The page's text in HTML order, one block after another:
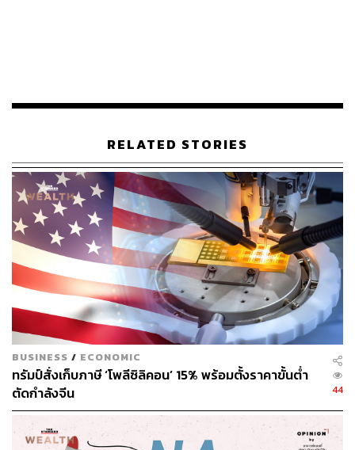
อุตสาหกรรมดิจิทัล
อุตสาหกรรมการป้องกันประเทศ
อุตสาหกรรมที่สนับสนุนเศรษฐกิจหมุนเวียนโดยตรง
เช่น การผลิตเชื้อเพลิงจากขยะ การบริหารจัดการ
ทรัพยากรน้ำ
ศูนย์กลางธุรกิจระหว่างประเทศ (IBC)
อุตสาหกรรมอื่นๆ ที่ต้องทำงานโดยใช้ทักษะเชี่ยวชาญ
พิเศษในด้านใดด้านหนึ่ง เช่น นักวิจัยในสาขา
อุตสาหกรรมหรือเทคโนโลยีเป้าหมาย หรือผู้เชี่ยวชาญ
ด้านต่างๆ ทั้งเทคโนโลยีปัญญาประดิษฐ์ (AI) ระบบ
ดิจิทัล การเงิน สิ่งแวดล้อม และพลังงาน ผู้เชี่ยวชาญใน
โครงการบ่มเพาะสตาร์ทอัพ รวมทั้งองค์กรส่งเสริมการ
ค้าและการลงทุนจากต่างประเทศ
เสริมแกร่งดิจิทัลฮับ-ทุ่ม 5 หมื่นล้านบาทดันบิ๊กโปรเจ
กต์
RELATED STORIES
BUSINESS / ECONOMIC
ทรัมป์สั่งเก็บภาษี ‘โพลีซิลิคอน’ 15% พร้อมตั้งราคาขั้นต่ำ
ตัดกำลังจีน
44